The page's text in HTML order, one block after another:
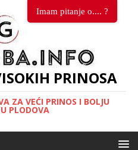
PRINOSA
ZA VEĆI PRINOS I BOLJU
PLODOVA
Imam pitanje o.... ?